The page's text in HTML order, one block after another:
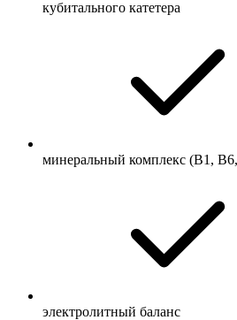
кубитального катетера
минеральный комплекс (В1,
электролитный баланс